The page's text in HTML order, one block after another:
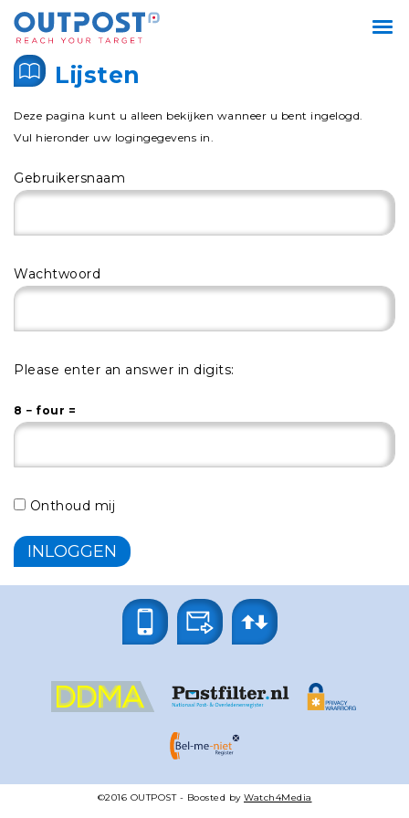
Lijsten
Deze pagina kunt u alleen bekijken wanneer u bent ingelogd.
Vul hieronder uw logingegevens in.
Gebruikersnaam
Wachtwoord
Please enter an answer in digits:
8 − four =
Onthoud mij
©2016 OUTPOST- Boosted by Watch4Media